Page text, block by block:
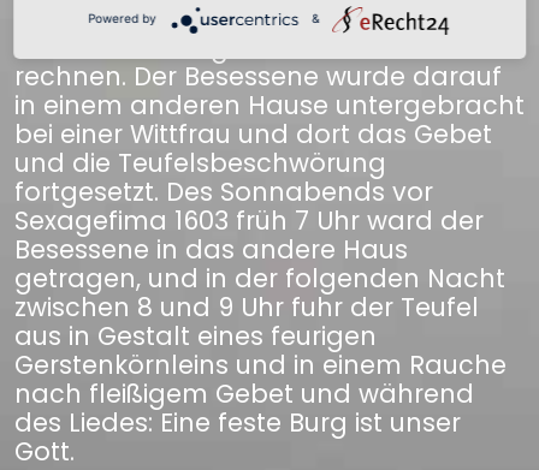
sei in dem Hause nicht auf das
Erscheinen der göttlichen Gnade zu
rechnen. Der Besessene wurde darauf
in einem anderen Hause untergebracht
bei einer Wittfrau und dort das Gebet
und die Teufelsbeschwörung
fortgesetzt. Des Sonnabends vor
Sexagefima 1603 früh 7 Uhr ward der
Besessene in das andere Haus
getragen, und in der folgenden Nacht
zwischen 8 und 9 Uhr fuhr der Teufel
aus in Gestalt eines feurigen
Gerstenkörnleins und in einem Rauche
nach fleißigem Gebet und während
des Liedes: Eine feste Burg ist unser
Gott.
Powered by &